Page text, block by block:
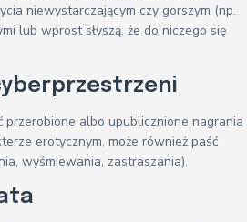
niewystarczającym czy gorszym (np.
lub wprost słyszą, że do niczego się
przerobione albo upublicznione nagrania
erotycznym, może również paść
wyśmiewania, zastraszania).